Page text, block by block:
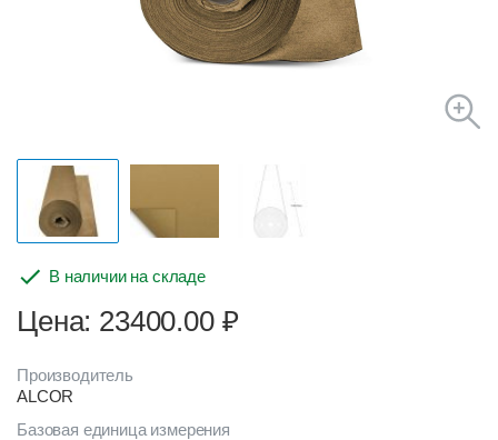
В наличии на складе
Цена: 23400.00 ₽
Производитель
ALCOR
Базовая единица измерения